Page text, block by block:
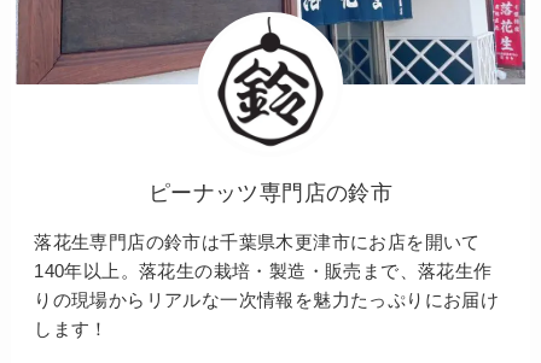
ピーナッツ専門店の鈴市
落花生専門店の鈴市は千葉県木更津市にお店を開いて
140年以上。落花生の栽培・製造・販売まで、落花生作
りの現場からリアルな一次情報を魅力たっぷりにお届け
します！